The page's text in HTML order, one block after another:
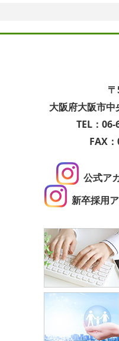
大阪府大阪市
TEL：06-
FAX
公式ア
新卒採用